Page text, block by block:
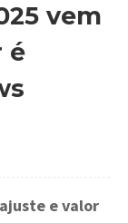
vem
é
e valor